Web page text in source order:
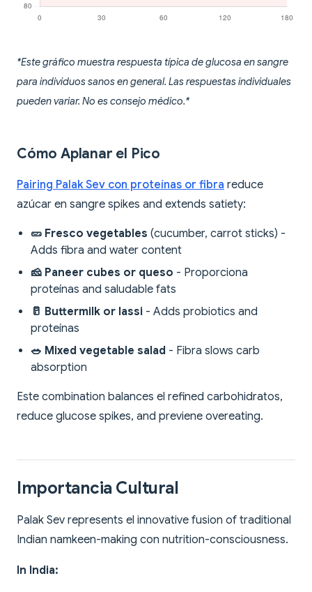
*Este gráfico muestra respuesta típica de glucosa en sangre
para individuos sanos en general. Las respuestas individuales
pueden variar. No es consejo médico.*
Cómo Aplanar el Pico
Pairing Palak Sev con proteínas or fibra reduce
azúcar en sangre spikes and extends satiety:
🥒 Fresco vegetables (cucumber, carrot sticks) -
Adds fibra and water content
🧀 Paneer cubes or queso - Proporciona
proteínas and saludable fats
🥛 Buttermilk or lassi - Adds probiotics and
proteínas
🥗 Mixed vegetable salad - Fibra slows carb
absorption
Este combination balances el refined carbohidratos,
reduce glucose spikes, and previene overeating.
Importancia Cultural
Palak Sev represents el innovative fusion of traditional
Indian namkeen-making con nutrition-consciousness.
In India: